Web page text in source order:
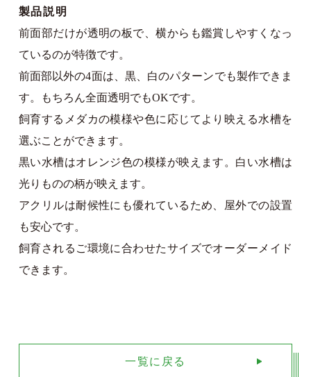
製品説明
前面部だけが透明の板で、横からも鑑賞しやすくなっ
ているのが特徴です。
前面部以外の4面は、黒、白のパターンでも製作できま
す。もちろん全面透明でもOKです。
飼育するメダカの模様や色に応じてより映える水槽を
選ぶことができます。
黒い水槽はオレンジ色の模様が映えます。白い水槽は
光りものの柄が映えます。
アクリルは耐候性にも優れているため、屋外での設置
も安心です。
飼育されるご環境に合わせたサイズでオーダーメイド
できます。
一覧に戻る